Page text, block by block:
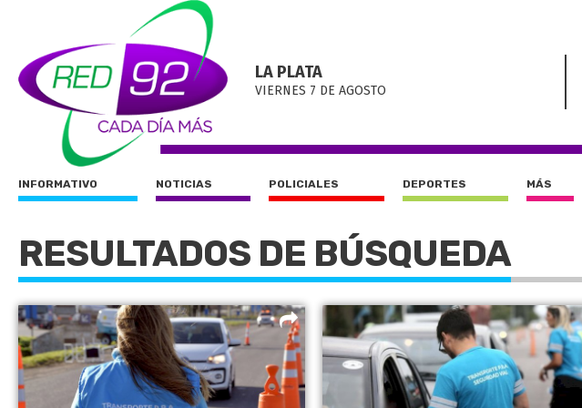
LA PLATA
VIERNES 7 DE AGOSTO
INFORMATIVO NOTICIAS POLICIALES DEPORTES MÁS
RESULTADOS DE BÚSQUEDA